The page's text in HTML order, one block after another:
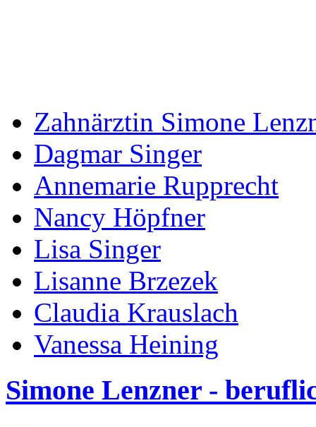
Zahnärztin Simone
Dagmar Singer
Annemarie Rupprecht
Nancy Höpfner
Lisa Singer
Lisanne Brzezek
Claudia Krauslach
Vanessa Heining
Simone Lenzner -